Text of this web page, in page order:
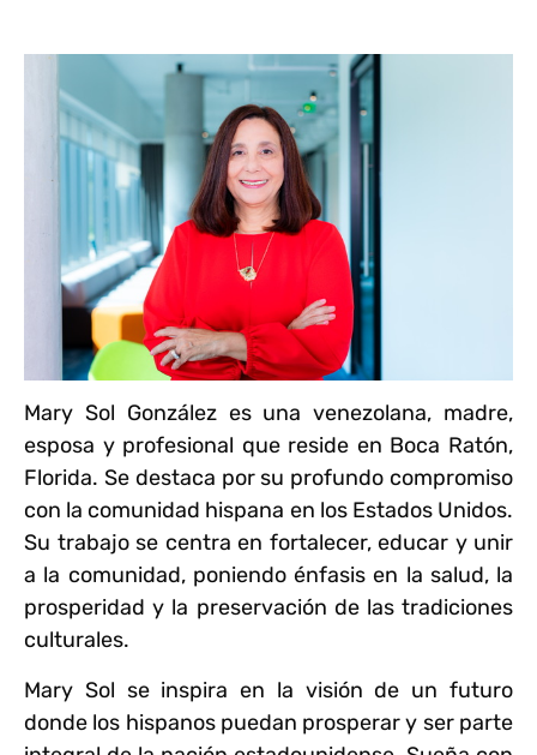
Mary Sol González es una venezolana, madre,
esposa y profesional que reside en Boca Ratón,
Florida. Se destaca por su profundo compromiso
con la comunidad hispana en los Estados Unidos.
Su trabajo se centra en fortalecer, educar y unir
a la comunidad, poniendo énfasis en la salud, la
prosperidad y la preservación de las tradiciones
culturales.
Mary Sol se inspira en la visión de un futuro
donde los hispanos puedan prosperar y ser parte